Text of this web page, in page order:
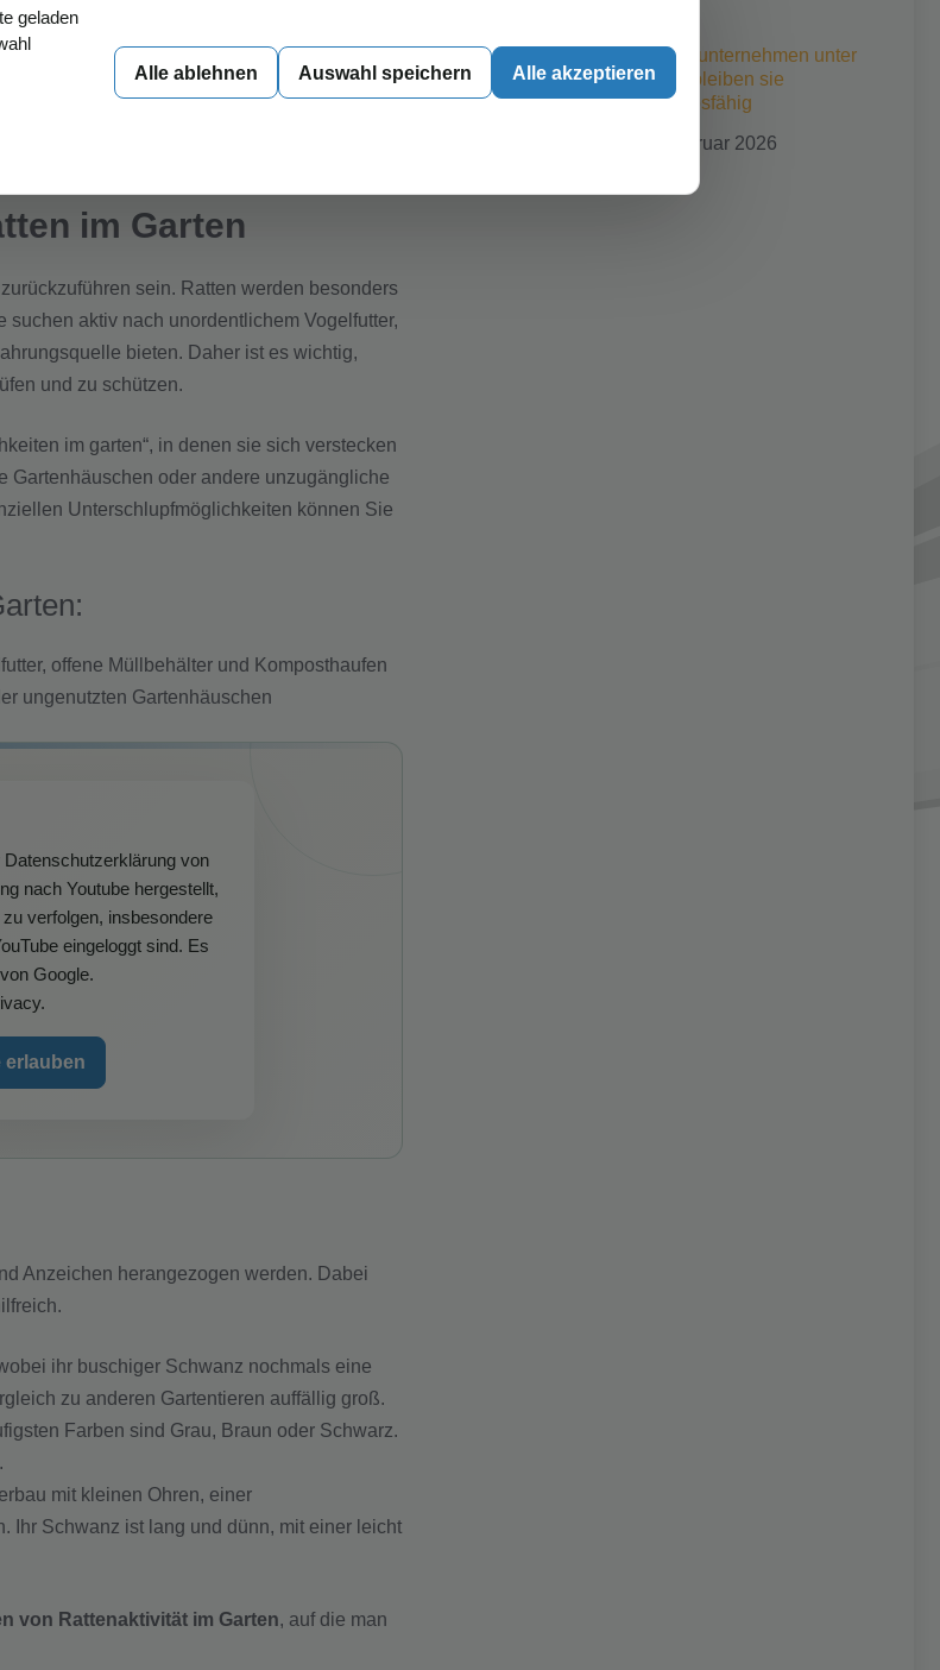
im Garten
sein. Ratten werden besonders
suchen aktiv nach unordentlichem Vogelfutter,
bieten. Daher ist es wichtig,
und zu schützen.
im garten“, in denen sie sich verstecken
Gartenhäuschen oder andere unzugängliche
Unterschlupfmöglichkeiten können Sie
offene Müllbehälter und Komposthaufen
ungenutzten Gartenhäuschen
von
nach Youtube hergestellt,
verfolgen, insbesondere
eingeloggt sind. Es
Google.
erlauben
Anzeichen herangezogen werden. Dabei
ihr buschiger Schwanz nochmals eine
zu anderen Gartentieren auffällig groß.
Farben sind Grau, Braun oder Schwarz.
mit kleinen Ohren, einer
Ihr Schwanz ist lang und dünn, mit einer leicht
von Rattenaktivität im Garten, auf die man
Kleine Bauunternehmen unter
Druck: So bleiben sie
wettbewerbsfähig
25. Februar 2026
geladen
Alle ablehnen Auswahl speichern Alle akzeptieren